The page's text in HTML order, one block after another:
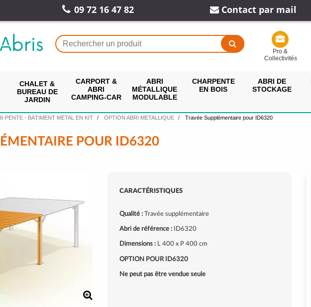
09 72 16 47 82 Contact par mail
Pro &
Collectivités
CHALET &
BUREAU DE
JARDIN
CARPORT &
ABRI
CAMPING-CAR
ABRI
MÉTALLIQUE
MODULABLE
CHARPENTE
EN BOIS
ABRI DE
STOCKAGE
PENTE - BÂTIMENT MÉTAL EN KIT OPTION ABRI METALLIQUE Travée Supplémentaire pour ID6320
POUR ID6320
CARACTÉRISTIQUES
Qualité :Travée supplémentaire
Abri de référence :ID6320
Dimensions :L 400 x P 400 cm
OPTION POUR ID6320
Ne peut pas être vendue seule